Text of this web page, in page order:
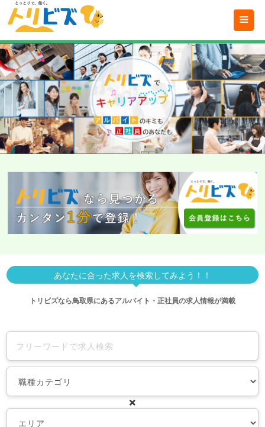
あなたに合った求人を検索してみよう！！
トリビズなら鳥取県にあるアルバイト・正社員の求人情報が満載